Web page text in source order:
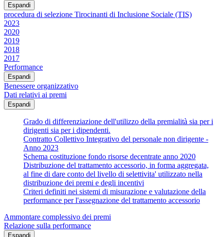
Espandi
procedura di selezione Tirocinanti di Inclusione Sociale (TIS)
2023
2020
2019
2018
2017
Performance
Espandi
Benessere organizzativo
Dati relativi ai premi
Espandi
Grado di differenziazione dell'utilizzo della premialità sia per i
dirigenti sia per i dipendenti.
Contratto Collettivo Integrativo del personale non dirigente -
Anno 2023
Schema costituzione fondo risorse decentrate anno 2020
Distribuzione del trattamento accessorio, in forma aggregata,
al fine di dare conto del livello di selettivita' utilizzato nella
distribuzione dei premi e degli incentivi
Criteri definiti nei sistemi di misurazione e valutazione della
performance per l'assegnazione del trattamento accessorio
Ammontare complessivo dei premi
Relazione sulla performance
Espandi